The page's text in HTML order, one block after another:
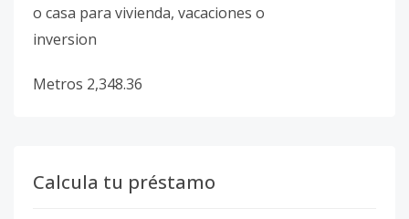
o casa para vivienda, vacaciones o
inversion
Metros 2,348.36
Calcula tu préstamo